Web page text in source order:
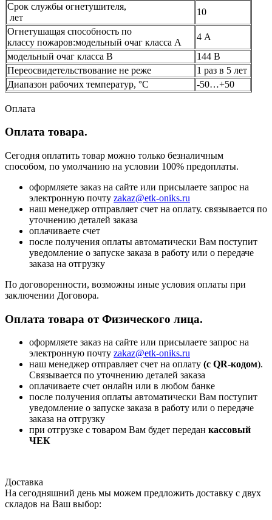
Срок службы огнетушителя,
лет
10
Огнетушащая способность по
классу пожаров:модельный очаг класса А
4 А
модельный очаг класса В
144 В
Переосвидетельствование не реже
1 раз в 5 лет
Диапазон рабочих температур, °С
-50…+50
Оплата
Оплата товара.
Сегодня оплатить товар можно только безналичным
способом, по умолчанию на условии 100% предоплаты.
оформляете заказ на сайте или присылаете запрос на
электронную почту zakaz@etk-oniks.ru
наш менеджер отправляет счет на оплату. связывается по
уточнению деталей заказа
оплачиваете счет
после получения оплаты автоматически Вам поступит
уведомление о запуске заказа в работу или о передаче
заказа на отгрузку
По договоренности, возможны иные условия оплаты при
заключении Договора.
Оплата товара от Физического лица.
оформляете заказ на сайте или присылаете запрос на
электронную почту zakaz@etk-oniks.ru
наш менеджер отправляет счет на оплату (с QR-кодом).
Связывается по уточнению деталей заказа
оплачиваете счет онлайн или в любом банке
после получения оплаты автоматически Вам поступит
уведомление о запуске заказа в работу или о передаче
заказа на отгрузку
при отгрузке с товаром Вам будет передан кассовый
ЧЕК
Доставка
На сегодняшний день мы можем предложить доставку с двух
складов на Ваш выбор: